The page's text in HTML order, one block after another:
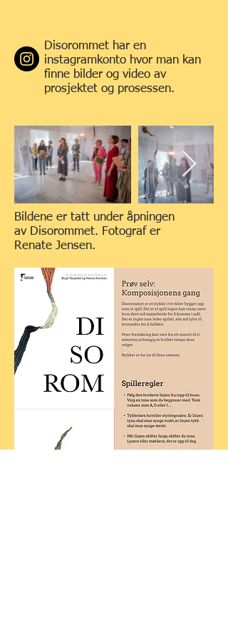
Disorommet har en
instagramkonto hvor man kan
finne bilder og video av
prosjektet og prosessen.
Bildene er tatt under åpningen
av Disorommet. Fotograf er
Renate Jensen.